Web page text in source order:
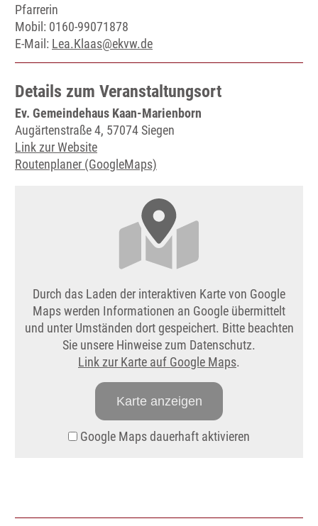
Pfarrerin
Mobil: 0160-99071878
E-Mail: Lea.Klaas@ekvw.de
Details zum Veranstaltungsort
Ev. Gemeindehaus Kaan-Marienborn
Augärtenstraße 4, 57074 Siegen
Link zur Website
Routenplaner (GoogleMaps)
Durch das Laden der interaktiven Karte von Google
Maps werden Informationen an Google übermittelt
und unter Umständen dort gespeichert. Bitte beachten
Sie unsere Hinweise zum Datenschutz.
Link zur Karte auf Google Maps.
Karte anzeigen
Google Maps dauerhaft aktivieren